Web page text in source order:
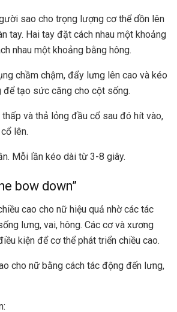
sao cho trọng lượng cơ thể dồn lên
tay. Hai tay đặt cách nhau một khoảng
nhau một khoảng bằng hông.
chầm chậm, đẩy lưng lên cao và kéo
để tạo sức căng cho cột sống.
thấp và thả lỏng đầu cổ sau đó hít vào,
lên.
Mỗi lần kéo dài từ 3-8 giây.
bow down”
cao cho nữ hiệu quả nhờ các tác
lưng, vai, hông. Các cơ và xương
kiện để cơ thể phát triển chiều cao.
cho nữ bằng cách tác động đến lưng,